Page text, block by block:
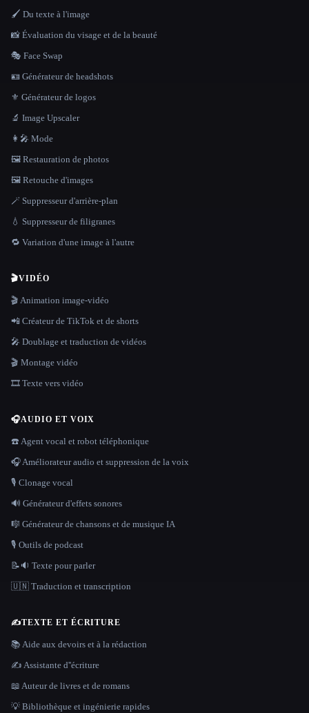
🖌️ Du texte à l'image
📸 Évaluation du visage et de la beauté
🎭 Face Swap
🪪 Générateur de headshots
⚜️ Générateur de logos
🔬 Image Upscaler
👩‍🎤 Mode
🖼️ Restauration de photos
🖼️ Retouche d'images
🪄 Suppresseur d'arrière-plan
💧 Suppresseur de filigranes
🔁 Variation d'une image à l'autre
🎬VIDÉO
🎬 Animation image-vidéo
📲 Créateur de TikTok et de shorts
🎤 Doublage et traduction de vidéos
🎬 Montage vidéo
🎞️ Texte vers vidéo
🎧AUDIO ET VOIX
☎️ Agent vocal et robot téléphonique
🎧 Améliorateur audio et suppression de la voix
🎙️ Clonage vocal
🔊 Générateur d'effets sonores
🎼 Générateur de chansons et de musique IA
🎙️ Outils de podcast
📝🔉 Texte pour parler
🇺🇳 Traduction et transcription
✍️TEXTE ET ÉCRITURE
📚 Aide aux devoirs et à la rédaction
✍️ Assistante d''écriture
📖 Auteur de livres et de romans
💡 Bibliothèque et ingénierie rapides